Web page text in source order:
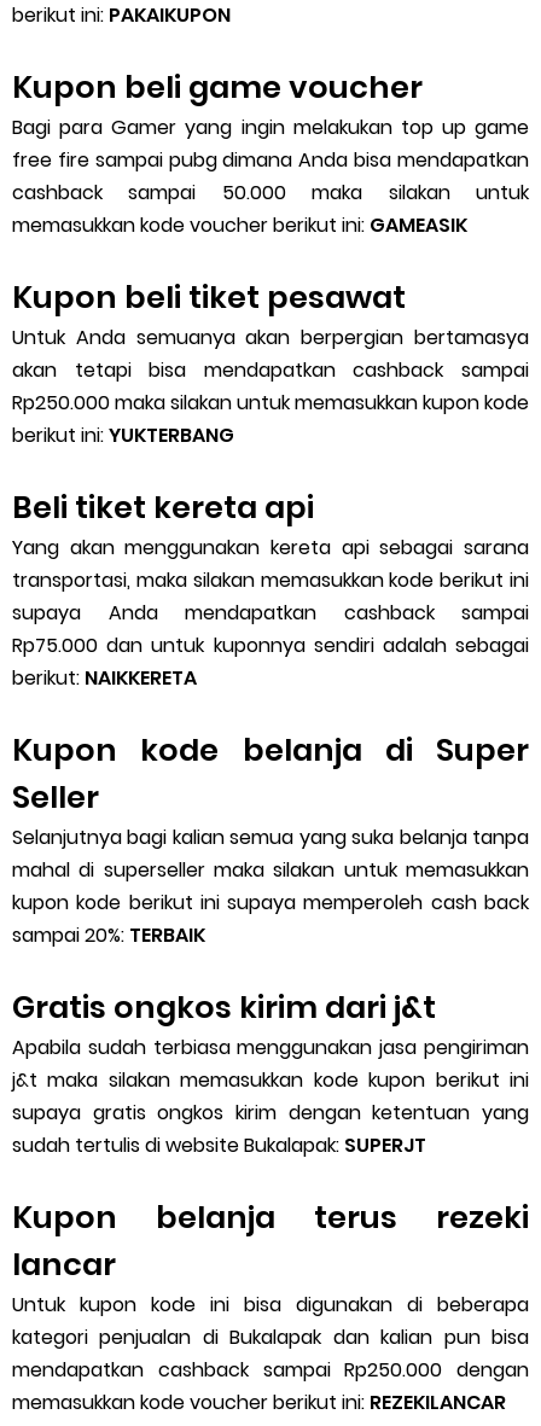
berikut ini: PAKAIKUPON
Kupon beli game voucher
Bagi para Gamer yang ingin melakukan top up game
free fire sampai pubg dimana Anda bisa mendapatkan
cashback sampai 50.000 maka silakan untuk
memasukkan kode voucher berikut ini: GAMEASIK
Kupon beli tiket pesawat
Untuk Anda semuanya akan berpergian bertamasya
akan tetapi bisa mendapatkan cashback sampai
Rp250.000 maka silakan untuk memasukkan kupon kode
berikut ini:YUKTERBANG
Beli tiket kereta api
Yang akan menggunakan kereta api sebagai sarana
transportasi, maka silakan memasukkan kode berikut ini
supaya Anda mendapatkan cashback sampai
Rp75.000 dan untuk kuponnya sendiri adalah sebagai
berikut: NAIKKERETA
Kupon kode belanja di Super
Seller
Selanjutnya bagi kalian semua yang suka belanja tanpa
mahal di superseller maka silakan untuk memasukkan
kupon kode berikut ini supaya memperoleh cash back
sampai 20%: TERBAIK
Gratis ongkos kirim dari j&t
Apabila sudah terbiasa menggunakan jasa pengiriman
j&t maka silakan memasukkan kode kupon berikut ini
supaya gratis ongkos kirim dengan ketentuan yang
sudah tertulis di website Bukalapak: SUPERJT
Kupon belanja terus rezeki
lancar
Untuk kupon kode ini bisa digunakan di beberapa
kategori penjualan di Bukalapak dan kalian pun bisa
mendapatkan cashback sampai Rp250.000 dengan
memasukkan kode voucher berikut ini: REZEKILANCAR